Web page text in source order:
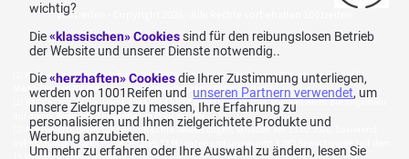
1001reifen - Copyright 2026 - Alle Rechte vorbehalten 1001reifen
Kostenlose Lieferung: für jeden Einkauf mit einem Betrag von 70€ oder mehr (inkl.
MwSt.) (unter 70€ betragen die Versandkosten 7,90€ inkl. MwSt.).
Katalogpreise des Herstellers sind nicht rabattierbar. Dies spiegelt nicht die allgemein
auf dieser Webseite angegebenen Preise wider.
Aggregierte Bewertungen von Echte Bewertungen, erhoben am 23.02.2026, basierend
auf 939 Bewertungen in den letzten 12 Monaten und insgesamt 1.082 Bewertungen seit dem
wichtig?
Die«klassischen» Cookiessind für den reibungslosen Betrieb
der Website und unserer Dienste notwendig..
Die«herzhaften» Cookies die Ihrer Zustimmung unterliegen,
werden von 1001Reifen und unseren Partnern verwendet, um
unsere Zielgruppe zu messen, Ihre Erfahrung zu
personalisieren und Ihnen zielgerichtete Produkte und
Werbung anzubieten.
Um mehr zu erfahren oder Ihre Auswahl zu ändern, lesen Sie